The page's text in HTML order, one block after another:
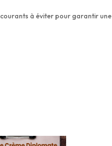
courants à éviter pour garantir une